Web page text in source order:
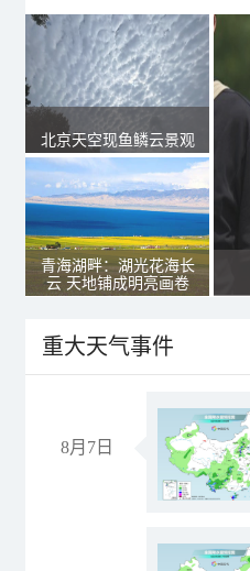
北京天空现鱼鳞云景观
青海湖畔：湖光花海长
云 天地铺成明亮画卷
重大天气事件
8月7日